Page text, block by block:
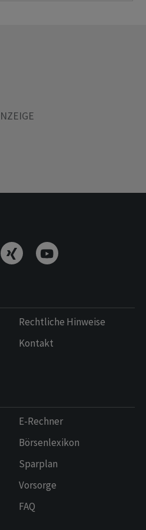
Rechtliche Hinweise
Kontakt
E-Rechner
Börsenlexikon
Sparplan
Vorsorge
FAQ